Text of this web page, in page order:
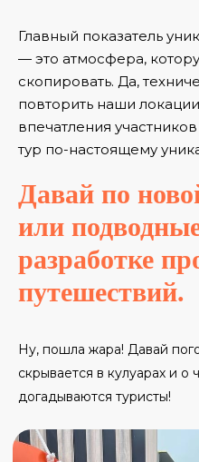
Главный показатель
— это атмосфера,
скопировать. Да,
повторить наши
впечатления
тур по-настоящему
Давай по
или
разработке
путешествий.
Ну, пошла жара! Давай
скрывается в кулуарах и
догадываются туристы!